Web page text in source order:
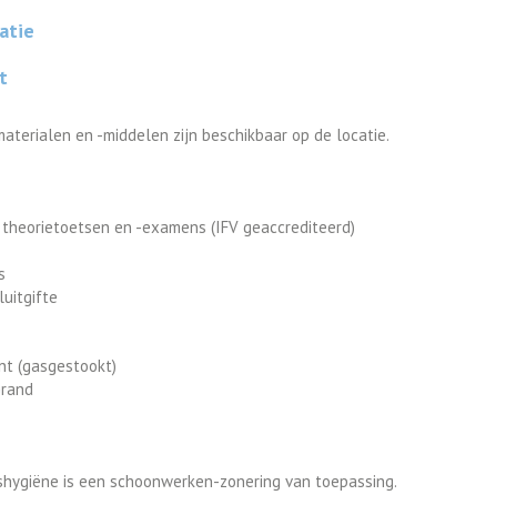
en -middelen zijn beschikbaar op de locatie.
en -examens (IFV geaccrediteerd)
(gasgestookt)
is een schoonwerken-zonering van toepassing.